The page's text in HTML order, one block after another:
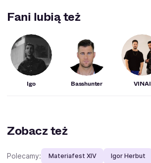
jak hardcore, breakbeat i nie tylko.
Fani lubią też
Igo Basshunter VINAI
Zobacz też
Polecamy: Materiafest XIV Igor Herbut